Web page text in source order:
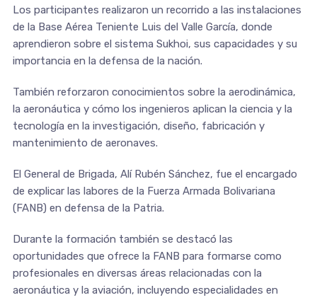
Los participantes realizaron un recorrido a las instalaciones
de la Base Aérea Teniente Luis del Valle García, donde
aprendieron sobre el sistema Sukhoi, sus capacidades y su
importancia en la defensa de la nación.
También reforzaron conocimientos sobre la aerodinámica,
la aeronáutica y cómo los ingenieros aplican la ciencia y la
tecnología en la investigación, diseño, fabricación y
mantenimiento de aeronaves.
El General de Brigada, Alí Rubén Sánchez, fue el encargado
de explicar las labores de la Fuerza Armada Bolivariana
(FANB) en defensa de la Patria.
Durante la formación también se destacó las
oportunidades que ofrece la FANB para formarse como
profesionales en diversas áreas relacionadas con la
aeronáutica y la aviación, incluyendo especialidades en